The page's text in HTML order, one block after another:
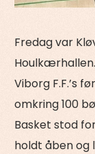
Fredag var
Viborg F.F.’s
omkring 100
Basket stod
holdt åben og